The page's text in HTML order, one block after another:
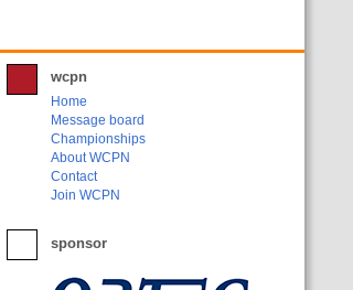
wcpn
Home
Message board
Championships
About WCPN
Contact
Join WCPN
sponsor